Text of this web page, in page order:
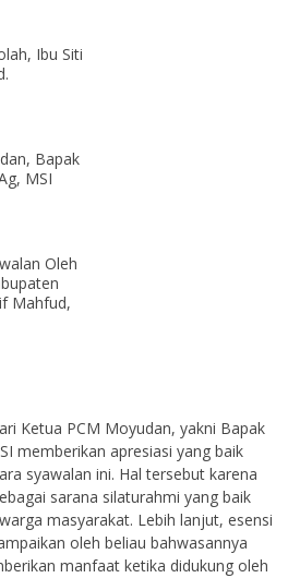
Ibu Siti
Bapak
MSI
Oleh
Mahfud,
Ketua PCM Moyudan, yakni Bapak
memberikan apresiasi yang baik
syawalan ini. Hal tersebut karena
sarana silaturahmi yang baik
masyarakat. Lebih lanjut, esensi
oleh beliau bahwasannya
manfaat ketika didukung oleh